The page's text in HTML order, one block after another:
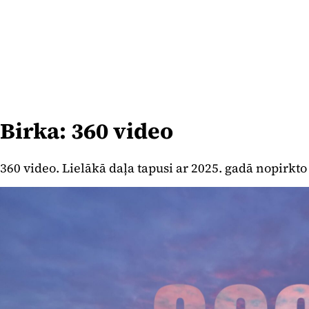
Birka: 360 video
360 video. Lielākā daļa tapusi ar 2025. gadā